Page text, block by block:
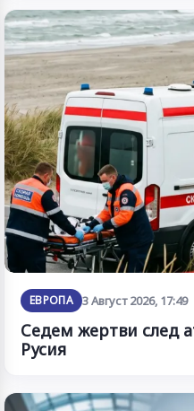
ЕВРОПА 3 Август 2026, 17:49
Седем жертви след
Русия